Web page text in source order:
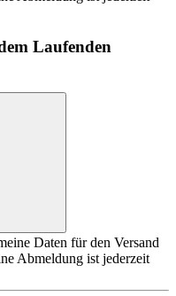
Laufenden
Daten für den Versand
Abmeldung ist jederzeit